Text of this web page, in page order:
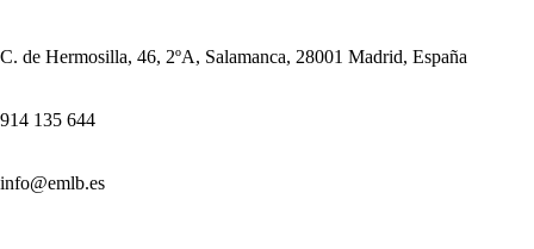
C. de Hermosilla, 46, 2ºA, Salamanca, 28001 Madrid, España
914 135 644
info@emlb.es